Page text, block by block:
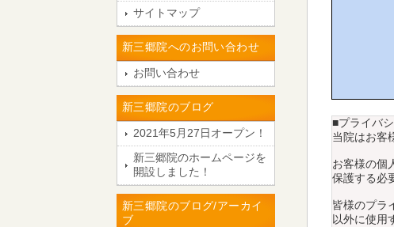
■プライバ
当院はお客
お客様の個
保護する必
皆様のプラ
以外に使用
サイトマップ
新三郷院へのお問い合わせ
お問い合わせ
新三郷院のブログ
2021年5月27日オープン！
新三郷院のホームページを
開設しました！
新三郷院のブログ/アーカイ
ブ